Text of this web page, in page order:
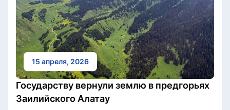
15 апреля, 2026
Государству вернули землю в предгорьях
Заилийского Алатау